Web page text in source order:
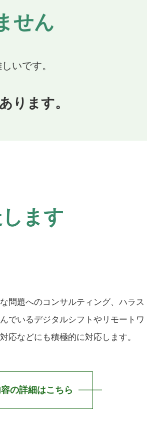
せん
いです。
ります。
ます
問題へのコンサルティング、ハラス
でいるデジタルシフトやリモートワ
応などにも積極的に対応します。
の詳細はこちら